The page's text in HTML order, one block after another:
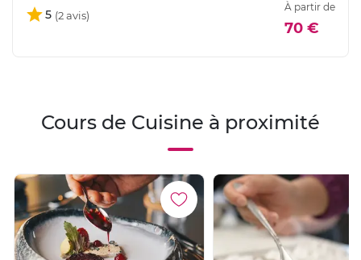
5
À partir de
70 €
Cours de Cuisine à proximité